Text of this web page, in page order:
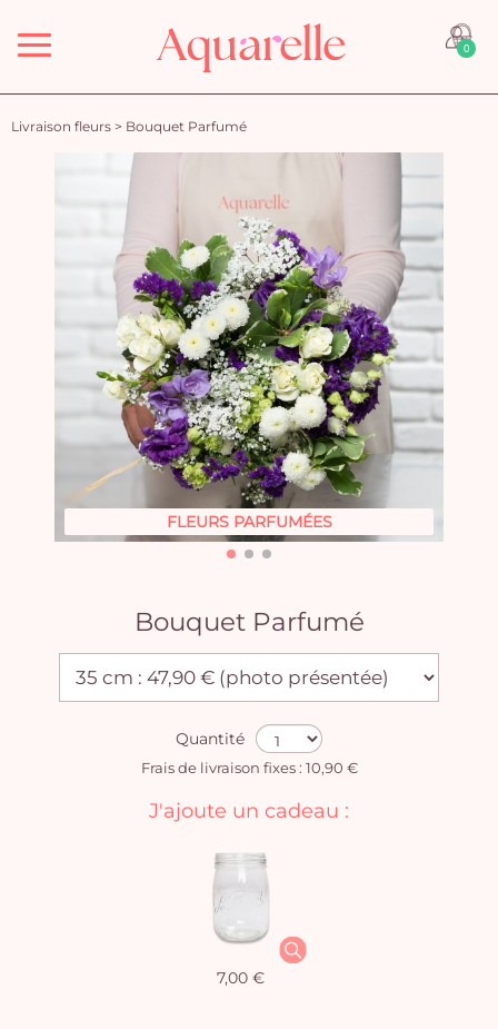
Menu 0
Livraison fleurs > Bouquet Parfumé
FLEURS PARFUMÉES
Bouquet Parfumé
Quantité
Frais de livraison fixes : 10,90 €
J'ajoute un cadeau :
7,00 €